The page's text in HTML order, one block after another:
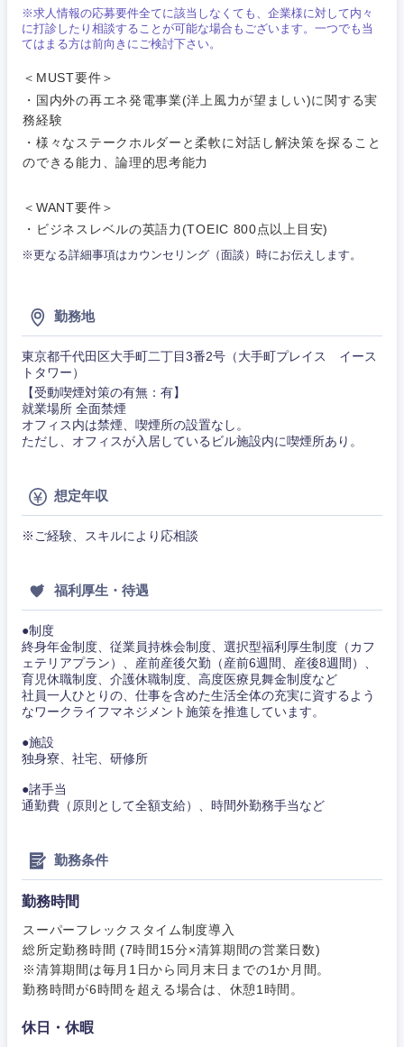
※求人情報の応募要件全てに該当しなくても、企業様に対して内々
に打診したり相談することが可能な場合もございます。一つでも当
てはまる方は前向きにご検討下さい。
＜MUST要件＞
・国内外の再エネ発電事業(洋上風力が望ましい)に関する実
務経験
・様々なステークホルダーと柔軟に対話し解決策を探ること
のできる能力、論理的思考能力
＜WANT要件＞
・ビジネスレベルの英語力(TOEIC 800点以上目安)
※更なる詳細事項はカウンセリング（面談）時にお伝えします。
勤務地
東京都千代田区大手町二丁目3番2号（大手町プレイス イース
トタワー）
【受動喫煙対策の有無：有】
就業場所 全面禁煙
オフィス内は禁煙、喫煙所の設置なし。
ただし、オフィスが入居しているビル施設内に喫煙所あり。
想定年収
※ご経験、スキルにより応相談
福利厚生・待遇
●制度
終身年金制度、従業員持株会制度、選択型福利厚生制度（カフ
ェテリアプラン）、産前産後欠勤（産前6週間、産後8週間）、
育児休職制度、介護休職制度、高度医療見舞金制度など
社員一人ひとりの、仕事を含めた生活全体の充実に資するよう
なワークライフマネジメント施策を推進しています。
●施設
独身寮、社宅、研修所
●諸手当
通勤費（原則として全額支給）、時間外勤務手当など
勤務条件
勤務時間
スーパーフレックスタイム制度導入
総所定勤務時間 (7時間15分×清算期間の営業日数)
※清算期間は毎月1日から同月末日までの1か月間。
勤務時間が6時間を超える場合は、休憩1時間。
休日・休暇
（モノづ
くり）
金融専門
職
メディカ
ル
不動産専
その他
事務職
その他
広告・宣伝・印刷
マスメディア
エンターテイメント
人材・アウトソーシング
その他
関東地方
茨城県 栃木県
群馬県 埼玉県
新潟県
山梨県 長野県